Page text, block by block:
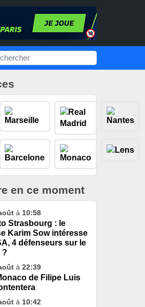
en ce moment
à 10:58
Strasbourg : le
Karim Sow intéresse
4 défenseurs sur le
?
à 22:39
de Filipe Luis
à 10:42